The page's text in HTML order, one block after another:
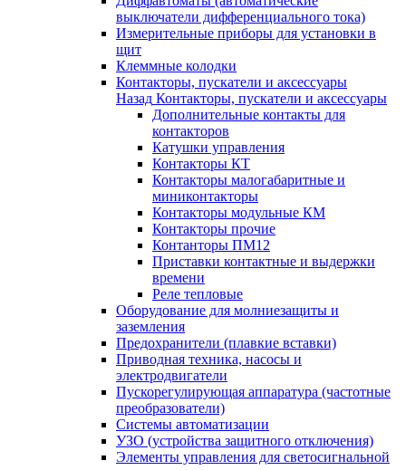
выключатели дифференциального тока)
Измерительные приборы для установки в
щит
Клеммные колодки
Контакторы, пускатели и аксессуары
Назад Контакторы, пускатели и аксессуары
Дополнительные контакты для
контакторов
Катушки управления
Контакторы КТ
Контакторы малогабаритные и
миниконтакторы
Контакторы модульные КМ
Контакторы прочие
Контанторы ПМ12
Приставки контактные и выдержки
времени
Реле тепловые
Оборудование для молниезащиты и
заземления
Предохранители (плавкие вставки)
Приводная техника, насосы и
электродвигатели
Пускорегулирующая аппаратура (частотные
преобразователи)
Системы автоматизации
УЗО (устройства защитного отключения)
Элементы управления для светосигнальной